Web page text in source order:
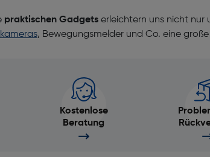
praktischen Gadgets erleichtern uns nicht nur
, Bewegungsmelder und Co. eine
Kostenlose
Beratung